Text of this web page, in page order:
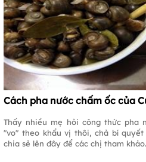
Cách pha nước chấm ốc của
Thấy nhiều mẹ hỏi công thức pha
"vo" theo khẩu vị thôi, chả bí
chia sẻ lên đây để các chị tham khảo.